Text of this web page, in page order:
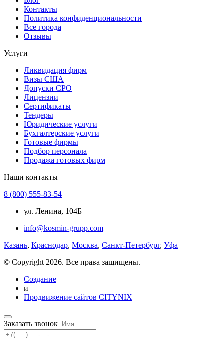
Контакты
Политика конфиденциональности
Все города
Отзывы
Услуги
Ликвидация фирм
Визы США
Допуски СРО
Лицензии
Сертификаты
Тендеры
Юридические услуги
Бухгалтерские услуги
Готовые фирмы
Подбор персонала
Продажа готовых фирм
Наши контакты
8 (800) 555-83-54
ул. Ленина, 104Б
info@kosmin-grupp.com
Казань, Краснодар, Москва, Санкт-Петербург, Уфа
© Copyright 2026. Все права защищены.
Создание
и
Продвижение сайтов CITYNIX
Заказать звонок